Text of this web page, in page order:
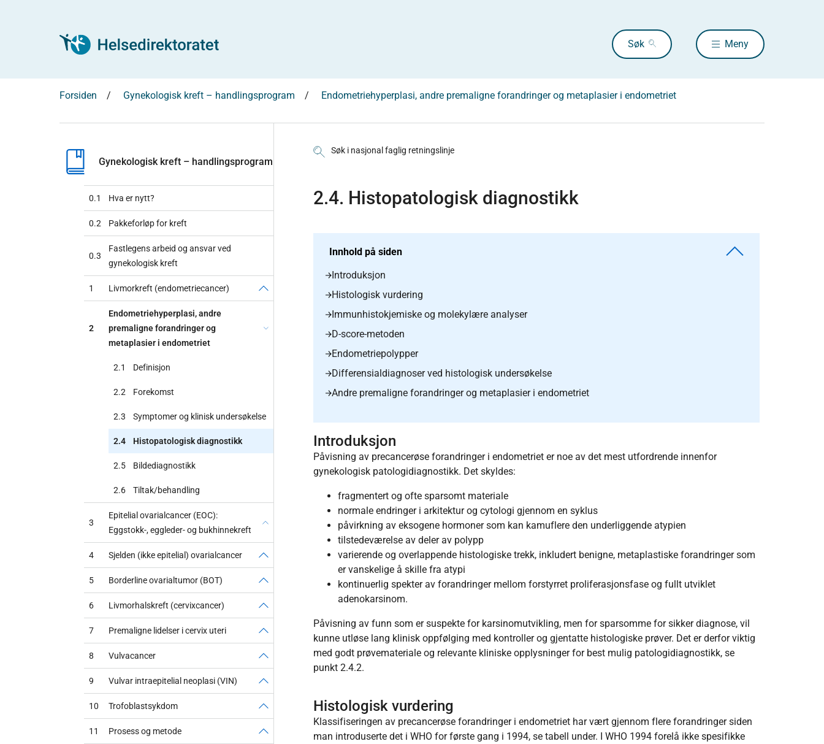
Søk Meny
Forsiden Gynekologisk kreft – handlingsprogram Endometriehyperplasi, andre premaligne forandringer og metaplasier i endometriet
Gynekologisk kreft – handlingsprogram
0.1 Hva er nytt?
0.2 Pakkeforløp for kreft
0.3
Fastlegens arbeid og ansvar ved
gynekologisk kreft
1 Livmorkreft (endometriecancer)
2
Endometriehyperplasi, andre
premaligne forandringer og
metaplasier i endometriet
2.1 Definisjon
2.2 Forekomst
2.3 Symptomer og klinisk undersøkelse
2.4 Histopatologisk diagnostikk
2.5 Bildediagnostikk
2.6 Tiltak/behandling
3
Epitelial ovarialcancer (EOC):
Eggstokk-, eggleder- og bukhinnekreft
4 Sjelden (ikke epitelial) ovarialcancer
5 Borderline ovarialtumor (BOT)
6 Livmorhalskreft (cervixcancer)
7 Premaligne lidelser i cervix uteri
8 Vulvacancer
9 Vulvar intraepitelial neoplasi (VIN)
10 Trofoblastsykdom
11 Prosess og metode
Søk i nasjonal faglig retningslinje
2.4. Histopatologisk diagnostikk
Innhold på siden
Introduksjon
Histologisk vurdering
Immunhistokjemiske og molekylære analyser
D-score-metoden
Endometriepolypper
Differensialdiagnoser ved histologisk undersøkelse
Andre premaligne forandringer og metaplasier i endometriet
Introduksjon
Påvisning av precancerøse forandringer i endometriet er noe av det mest utfordrende innenfor
gynekologisk patologidiagnostikk. Det skyldes:
fragmentert og ofte sparsomt materiale
normale endringer i arkitektur og cytologi gjennom en syklus
påvirkning av eksogene hormoner som kan kamuflere den underliggende atypien
tilstedeværelse av deler av polypp
varierende og overlappende histologiske trekk, inkludert benigne, metaplastiske forandringer som
er vanskelige å skille fra atypi
kontinuerlig spekter av forandringer mellom forstyrret proliferasjonsfase og fullt utviklet
adenokarsinom.
Påvisning av funn som er suspekte for karsinomutvikling, men for sparsomme for sikker diagnose, vil
kunne utløse lang klinisk oppfølging med kontroller og gjentatte histologiske prøver. Det er derfor viktig
med godt prøvemateriale og relevante kliniske opplysninger for best mulig patologidiagnostikk, se
punkt 2.4.2.
Histologisk vurdering
Klassifiseringen av precancerøse forandringer i endometriet har vært gjennom flere forandringer siden
man introduserte det i WHO for første gang i 1994, se tabell under. I WHO 1994 forelå ikke spesifikke